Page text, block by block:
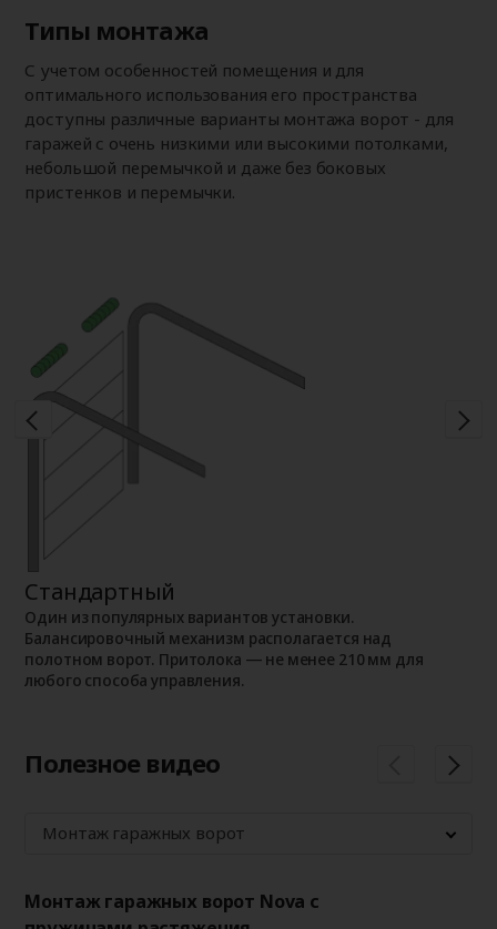
Типы монтажа
С учетом особенностей помещения и для
оптимального использования его пространства
доступны различные варианты монтажа ворот - для
гаражей с очень низкими или высокими потолками,
небольшой перемычкой и даже без боковых
пристенков и перемычки.
Стандартный
Один из популярных вариантов установки.
Балансировочный механизм располагается над
полотном ворот. Притолока — не менее 210 мм для
любого способа управления.
Полезное видео
Монтаж гаражных ворoт
Монтаж гаражных ворот Nova с